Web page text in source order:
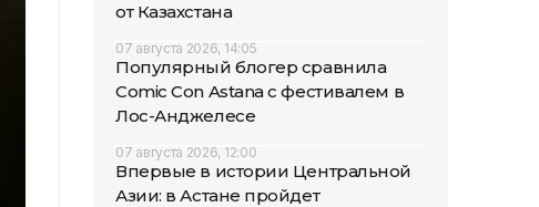
от Казахстана
07 августа 2026, 14:05
Популярный блогер сравнила
Comic Con Astana с фестивалем в
Лос-Анджелесе
07 августа 2026, 12:00
Впервые в истории Центральной
Азии: в Астане пройдет